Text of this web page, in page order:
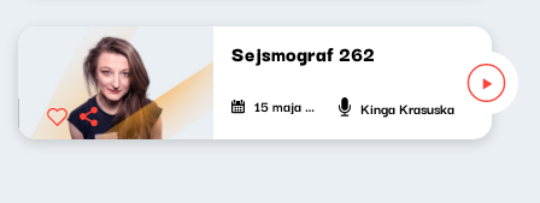
Sejsmograf 262
15 maja 2026 Kinga Krasuska